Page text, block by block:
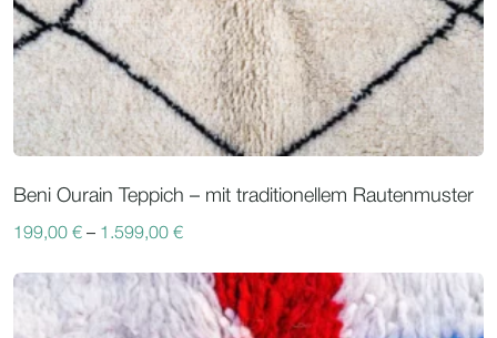
Beni Ourain Teppich – mit traditionellem Rautenmuster
199,00 € – 1.599,00 €